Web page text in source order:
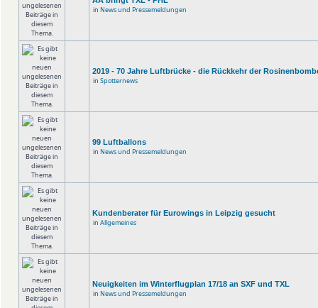
in News und Pressemeldungen
2019 - 70 Jahre Luftbrücke - die Rückkehr der
in Spotternews
99 Luftballons
in News und Pressemeldungen
Kundenberater für Eurowings in Leipzig gesucht
in Allgemeines
Neuigkeiten im Winterflugplan 17/18 an SXF und TXL
in News und Pressemeldungen